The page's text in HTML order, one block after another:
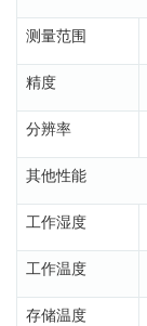
测量范围
精度
分辨率
其他性能
工作湿度
工作温度
存储温度